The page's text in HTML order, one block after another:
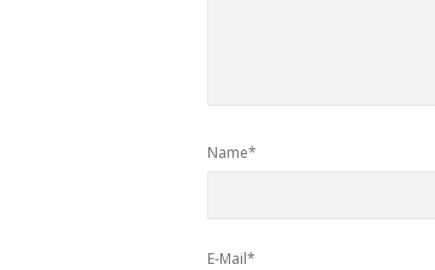
Name*
E-Mail*